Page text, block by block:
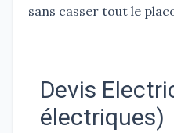
sans casser tout le
Devis
électriques)